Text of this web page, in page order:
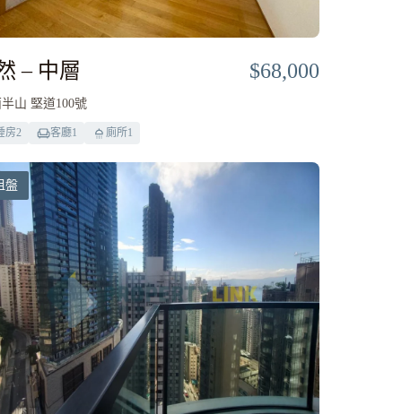
– 中層 $68,000
山 堅道100號
房2 客廳1 廁所1
盤